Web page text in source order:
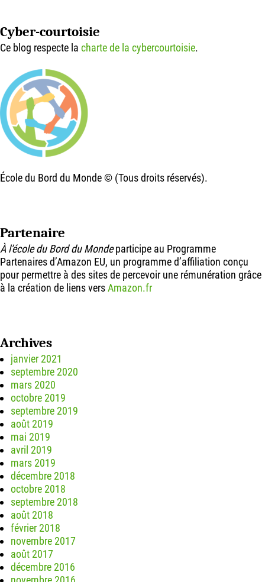
Cyber-courtoisie
Ce blog respecte la charte de la cybercourtoisie.
École du Bord du Monde © (Tous droits réservés).
Partenaire
À l’école du Bord du Mondeparticipe au Programme
Partenaires d’Amazon EU, un programme d’affiliation conçu
pour permettre à des sites de percevoir une rémunération grâce
à la création de liens versAmazon.fr
Archives
janvier 2021
septembre 2020
mars 2020
octobre 2019
septembre 2019
août 2019
mai 2019
avril 2019
mars 2019
décembre 2018
octobre 2018
septembre 2018
août 2018
février 2018
novembre 2017
août 2017
décembre 2016